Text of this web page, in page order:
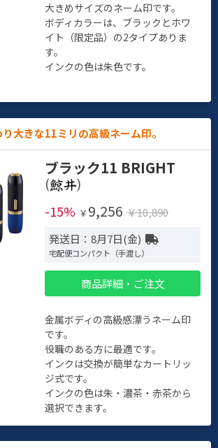
大きめサイズのネーム印です。
ボディカラーは、ブラックとホワ
イト（限定品）の2タイプありま
す。
インクの色は朱色です。
大きな11ミリの高級ネーム印。
ブラック11 BRIGHT
(
)
-15% ￥ 9,256 ￥10,890
発送日：8月7日(金)
宅配便コンパクト（手渡し）
商品詳細・ご注文
金属ボディの高級感漂うネーム印
です。
役職のある方に最適です。
インクは交換が簡単なカートリッ
ジ式です。
インクの色は朱・濃茶・赤茶から
選択できます。